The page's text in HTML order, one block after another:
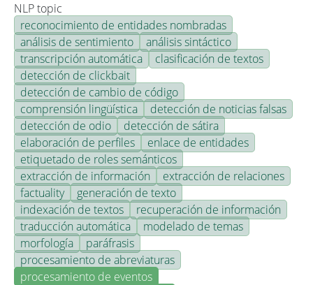
NLP topic
reconocimiento de entidades nombradas
análisis de sentimiento
análisis sintáctico
transcripción automática
clasificación de textos
detección de clickbait
detección de cambio de código
comprensión lingüística
detección de noticias falsas
detección de odio
detección de sátira
elaboración de perfiles
enlace de entidades
etiquetado de roles semánticos
extracción de información
extracción de relaciones
factuality
generación de texto
indexación de textos
recuperación de información
traducción automática
modelado de temas
morfología
paráfrasis
procesamiento de abreviaturas
procesamiento de eventos